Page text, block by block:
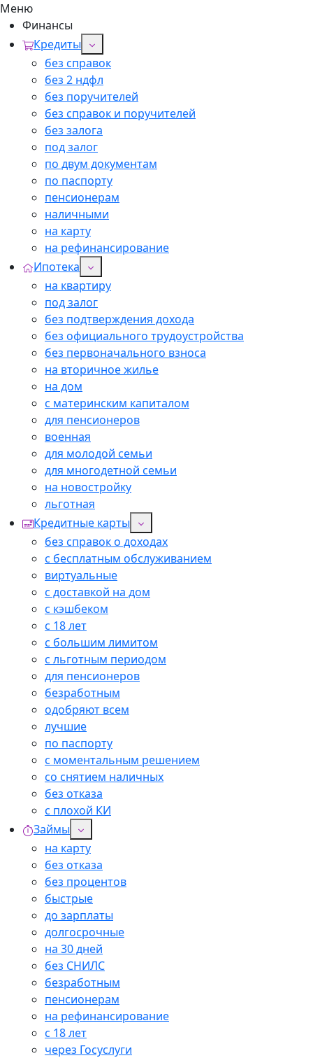
Меню
Финансы
Кредиты
без справок
без 2 ндфл
без поручителей
без справок и поручителей
без залога
под залог
по двум документам
по паспорту
пенсионерам
наличными
на карту
на рефинансирование
Ипотека
на квартиру
под залог
без подтверждения дохода
без официального трудоустройства
без первоначального взноса
на вторичное жилье
на дом
с материнским капиталом
для пенсионеров
военная
для молодой семьи
для многодетной семьи
на новостройку
льготная
Кредитные карты
без справок о доходах
с бесплатным обслуживанием
виртуальные
с доставкой на дом
с кэшбеком
с 18 лет
с большим лимитом
с льготным периодом
для пенсионеров
безработным
одобряют всем
лучшие
по паспорту
с моментальным решением
со снятием наличных
без отказа
с плохой КИ
Займы
на карту
без отказа
без процентов
быстрые
до зарплаты
долгосрочные
на 30 дней
без СНИЛС
безработным
пенсионерам
на рефинансирование
с 18 лет
через Госуслуги